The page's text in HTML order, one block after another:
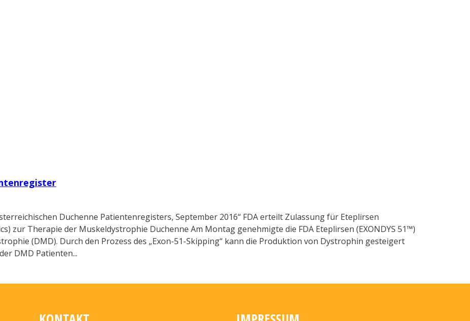
Duchenne Patientenregisters, September 2016“ FDA erteilt Zulassung für Eteplirsen
zur Therapie der Muskeldystrophie Duchenne Am Montag genehmigte die FDA Eteplirsen (EXONDYS 51™)
(DMD). Durch den Prozess des „Exon-51-Skipping“ kann die Produktion von Dystrophin gesteigert
DMD Patienten...